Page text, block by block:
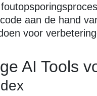
aan de hand
voor
AI Tools